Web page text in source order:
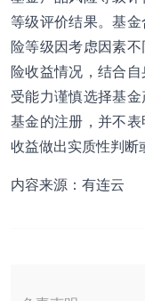
等级评价结果。基
险等级因考虑因素
险收益情况，结合
受能力谨慎选择基
基金的注册，并不
收益做出实质性判断
内容来源：有连云